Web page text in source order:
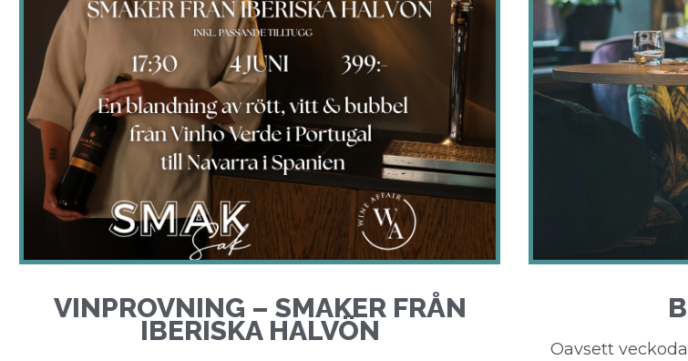
VINPROVNING – SMAKER FRÅN
IBERISKA HALVÖN
Oavsett